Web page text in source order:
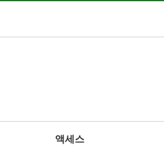
액세스